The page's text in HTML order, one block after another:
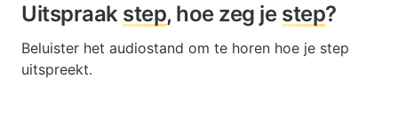
Uitspraak step, hoe zeg je step?
Beluister het audiostand om te horen hoe je step
uitspreekt.